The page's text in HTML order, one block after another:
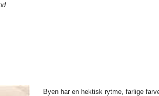
Byen har en hektisk rytme, farlige